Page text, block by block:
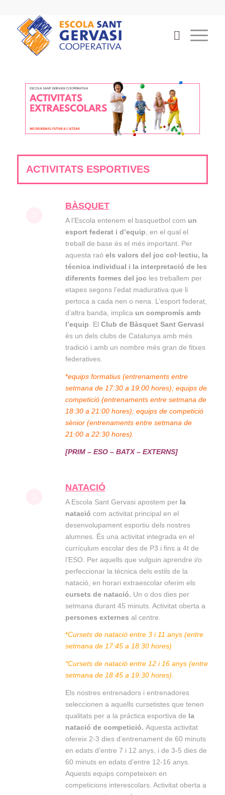
ACTIVITATS ESPORTIVES
BÀSQUET
A l’Escola entenem el basquetbol com un
esport federat i d’equip , en el qual el
treball de base és el més important. Per
aquesta raó els valors del joc col·lectiu, la
técnica individual i la interpretació de les
diferents formes del jocles treballem per
etapes segons l’edat madurativa que li
pertoca a cada nen o nena. L’esport federat,
d’altra banda, implica un compromís amb
l’equip . El Club de Bàsquet Sant Gervasi
és un dels clubs de Catalunya amb més
tradició i amb un nombre més gran de fitxes
federatives.
*equips formatius (entrenaments entre
setmana de 17:30 a 19:00 hores); equips de
competició (entrenaments entre setmana de
18:30 a 21:00 hores); equips de competició
sènior (entrenaments entre setmana de
21:00 a 22:30 hores).
[PRIM – ESO – BATX – EXTERNS]
NATACIÓ
A Escola Sant Gervasi apostem per la
natació com activitat principal en el
desenvolupament esportiu dels nostres
alumnes. És una activitat integrada en el
currículum escolar des de P3 i fins a 4t de
l’ESO. Per aquells que vulguin aprendre i/o
perfeccionar la tècnica dels estils de la
natació, en horari extraescolar oferim els
cursets de natació. Un o dos dies per
setmana durant 45 minuts. Activitat oberta a
persones externes al centre.
*Cursets de natació entre 3 i 11 anys (entre
setmana de 17:45 a 18:30 hores)
*Cursets de natació entre 12 i 16 anys (entre
setmana de 18:45 a 19:30 hores).
Els nostres entrenadors i entrenadores
seleccionen a aquells cursetistes que tenen
qualitats per a la práctica esportiva de la
natació de competició. Aquesta activitat
ofereix 2-3 dies d’entrenament de 60 minuts
en edats d’entre 7 i 12 anys, i de 3-5 dies de
60 minuts en edats d’entre 12-16 anys.
Aquests equips competeixen en
competicions interescolars. Activitat oberta a